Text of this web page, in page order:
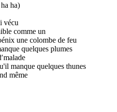
ha)
vécu
comme un
une colombe de feu
quelques plumes
manque quelques thunes
même